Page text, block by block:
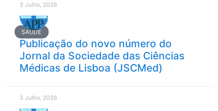
3 Julho, 2026
SAÚDE
Publicação do novo número do
Jornal da Sociedade das Ciências
Médicas de Lisboa (JSCMed)
3 Julho, 2026